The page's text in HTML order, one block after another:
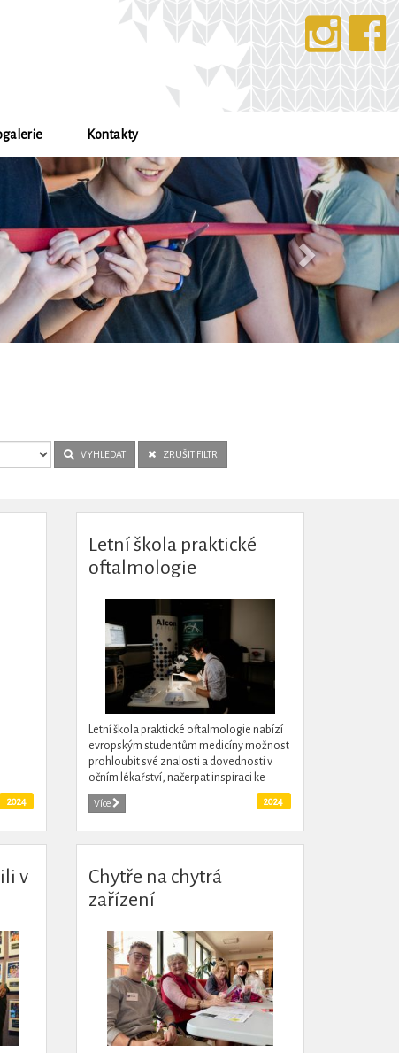
Kontakty
Další
VYHLEDAT ZRUŠIT FILTR
2024
Letní škola praktické
oftalmologie
Letní škola praktické oftalmologie nabízí
evropským studentům medicíny možnost
prohloubit své znalosti a dovednosti v
očním lékařství, načerpat inspiraci ke
špičkové vědecké práci v oboru a získat síť
kontaktů pro...
Více 2024
v
Chytře na chytrá
zařízení